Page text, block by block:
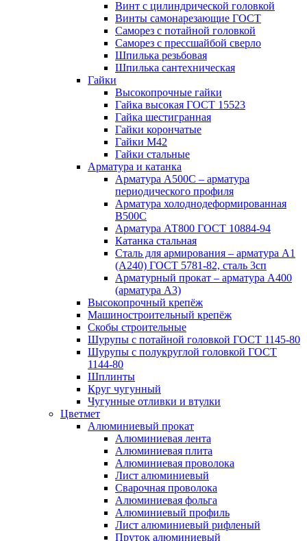
Винт с цилиндрической головкой
Винты самонарезающие ГОСТ
Саморез с потайной головкой
Саморез с прессшайбой сверло
Шпилька резьбовая
Шпилька сантехническая
Гайки
Высокопрочные гайки
Гайка высокая ГОСТ 15523
Гайка шестигранная
Гайки корончатые
Гайки М42
Гайки стальные
Арматура и катанка
Арматура А500С – арматура
периодического профиля
Арматура холоднодеформированная
В500С
Арматура АТ800 ГОСТ 10884-94
Катанка стальная
Сталь для армирования – арматура А1
(А240) ГОСТ 5781-82, сталь 3сп
Арматурный прокат – арматура А400
(арматура А3)
Высокопрочный крепёж
Машиностроительный крепёж
Скобы строительные
Шурупы с потайной головкой ГОСТ 1145-80
Шурупы с полукруглой головкой ГОСТ
1144-80
Шплинты
Круг чугунный
Чугунные отливки и втулки
Цветмет
Алюминиевый прокат
Алюминиевая лента
Алюминиевая плита
Алюминиевая проволока
Лист алюминиевый
Сварочная проволока
Алюминиевая фольга
Алюминиевый профиль
Лист алюминиевый рифленый
Пруток алюминиевый